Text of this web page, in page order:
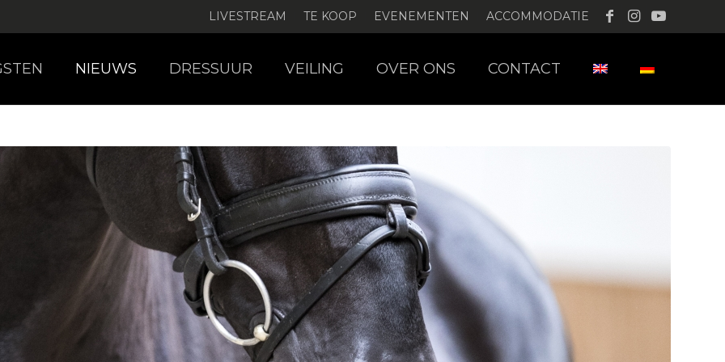
LIVESTREAM TE KOOP EVENEMENTEN ACCOMMODATIE
NIEUWS DRESSUUR VEILING OVER ONS CONTACT